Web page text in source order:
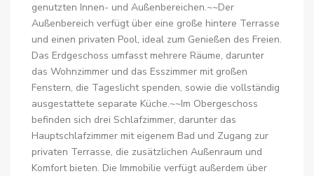
genutzten Innen- und Außenbereichen.~~Der
Außenbereich verfügt über eine große hintere Terrasse
und einen privaten Pool, ideal zum Genießen des Freien.
Das Erdgeschoss umfasst mehrere Räume, darunter
das Wohnzimmer und das Esszimmer mit großen
Fenstern, die Tageslicht spenden, sowie die vollständig
ausgestattete separate Küche.~~Im Obergeschoss
befinden sich drei Schlafzimmer, darunter das
Hauptschlafzimmer mit eigenem Bad und Zugang zur
privaten Terrasse, die zusätzlichen Außenraum und
Komfort bieten. Die Immobilie verfügt außerdem über